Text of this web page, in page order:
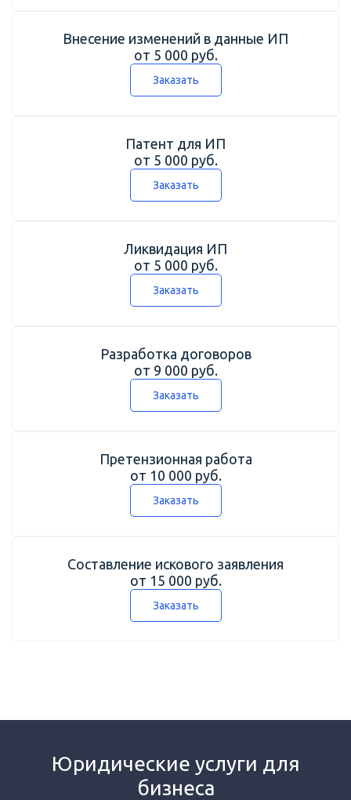
Внесение изменений в данные ИП
от 5 000 руб.
Заказать
Патент для ИП
от 5 000 руб.
Заказать
Ликвидация ИП
от 5 000 руб.
Заказать
Разработка договоров
от 9 000 руб.
Заказать
Претензионная работа
от 10 000 руб.
Заказать
Составление искового заявления
от 15 000 руб.
Заказать
Юридические услуги для
бизнеса